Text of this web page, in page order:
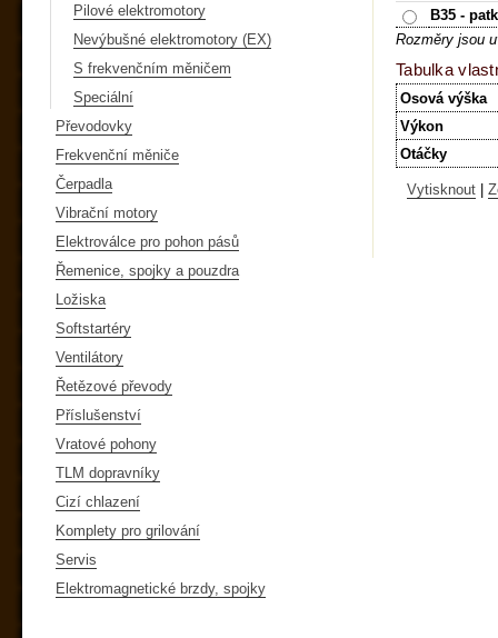
Pilové elektromotory
Nevýbušné elektromotory (EX)
S frekvenčním měničem
Speciální
Převodovky
Frekvenční měniče
Čerpadla
Vibrační motory
Elektroválce pro pohon pásů
Řemenice, spojky a pouzdra
Ložiska
Softstartéry
Ventilátory
Řetězové převody
Příslušenství
Vratové pohony
TLM dopravníky
Cizí chlazení
Komplety pro grilování
Servis
Elektromagnetické brzdy, spojky
B35 -
Rozměry jsou
Tabulka
Osová výška
Výkon
Otáčky
Vytisknout